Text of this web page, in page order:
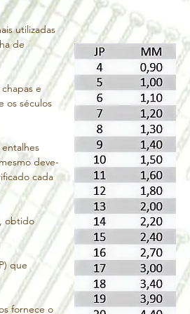
era tida como um segredo
A máquina de fabricar pregos em
mesmos e tornando mais rápida a
dos Estados Unidos), do início da
utilização em massa dos pregos de
necessários em média 15.000 pregos.
utilizadas
de
e
os séculos
deve-
cada
obtido
que
fornece o